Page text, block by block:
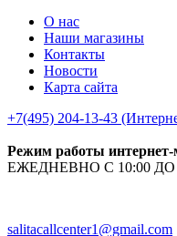
О нас
Наши магазины
Контакты
Новости
Карта сайта
+7(495) 204-13-43
Режим работы интернет-
ЕЖЕДНЕВНО С 10:00 ДО
salitacallcenter1@gmail.com